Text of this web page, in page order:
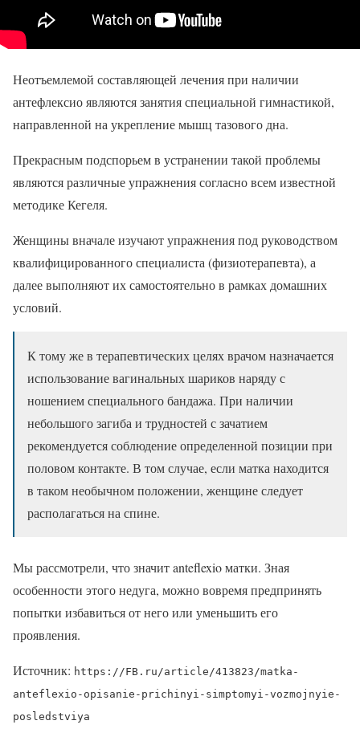
Неотъемлемой составляющей лечения при наличии
антефлексио являются занятия специальной гимнастикой,
направленной на укрепление мышц тазового дна.
Прекрасным подспорьем в устранении такой проблемы
являются различные упражнения согласно всем известной
методике Кегеля.
Женщины вначале изучают упражнения под руководством
квалифицированного специалиста (физиотерапевта), а
далее выполняют их самостоятельно в рамках домашних
условий.
К тому же в терапевтических целях врачом назначается
использование вагинальных шариков наряду с
ношением специального бандажа. При наличии
небольшого загиба и трудностей с зачатием
рекомендуется соблюдение определенной позиции при
половом контакте. В том случае, если матка находится
в таком необычном положении, женщине следует
располагаться на спине.
Мы рассмотрели, что значит anteflexio матки. Зная
особенности этого недуга, можно вовремя предпринять
попытки избавиться от него или уменьшить его
проявления.
Источник: https://FB.ru/article/413823/matka-
anteflexio-opisanie-prichinyi-simptomyi-vozmojnyie-
posledstviya